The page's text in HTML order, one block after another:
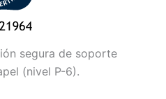
segura de soporte
(nivel P-6).